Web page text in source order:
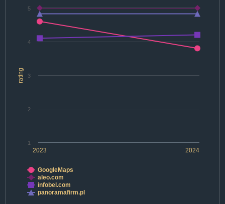
rating
2023 2024
1
2
3
4
5
GoogleMaps
aleo.com
infobel.com
panoramafirm.pl